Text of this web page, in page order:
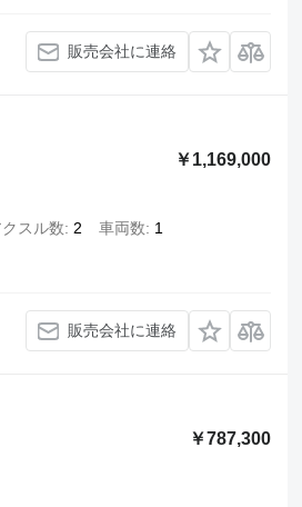
販売会社に連絡
￥1,169,000
クスル数 2 車両数 1
販売会社に連絡
￥787,300